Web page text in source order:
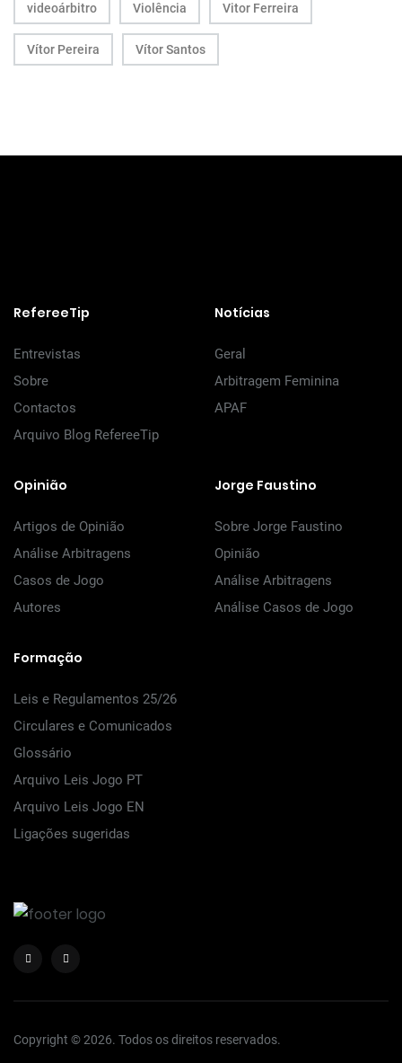
videoárbitro Violência Vitor Ferreira
Vítor Pereira Vítor Santos
RefereeTip
Entrevistas
Sobre
Contactos
Arquivo Blog RefereeTip
Notícias
Geral
Arbitragem Feminina
APAF
Opinião
Artigos de Opinião
Análise Arbitragens
Casos de Jogo
Autores
Jorge Faustino
Sobre Jorge Faustino
Opinião
Análise Arbitragens
Análise Casos de Jogo
Formação
Leis e Regulamentos 25/26
Circulares e Comunicados
Glossário
Arquivo Leis Jogo PT
Arquivo Leis Jogo EN
Ligações sugeridas
Copyright © 2026. Todos os direitos reservados.